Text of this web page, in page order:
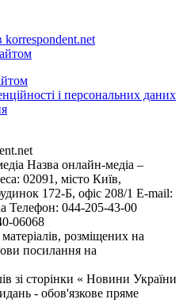
korrespondent.net
і персональних даних
Назва онлайн-медіа –
02091, місто Київ,
172-Б, офіс 208/1 E-mail:
Телефон: 044-205-43-00
06068
розміщених на
посилання на
зі сторінки « Новини України
- обов'язкове пряме